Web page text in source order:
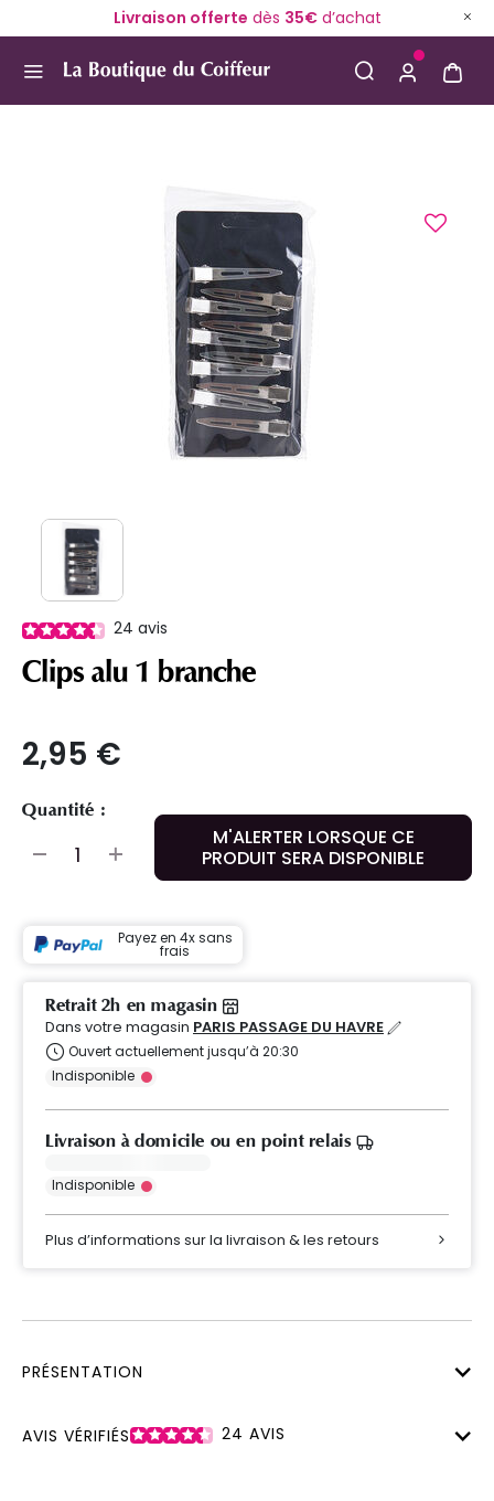
Livraison offerte dès 35€d’achat
24 avis
Clips alu 1 branche
2,95 €
Quantité :
M'ALERTER LORSQUE CE
PRODUIT SERA DISPONIBLE
Payez en 4x sans
frais
Retrait 2h en magasin
Dans votre magasin PARIS PASSAGE DU HAVRE
Ouvert actuellement jusqu’à 20:30
Indisponible
Livraison à domicile ou en point relais
Indisponible
Plus d’informations sur la livraison & les retours
PRÉSENTATION
AVIS VÉRIFIÉS 24 AVIS